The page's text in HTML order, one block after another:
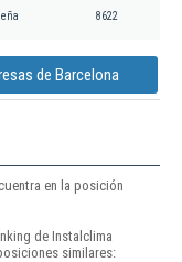
8622
de Barcelona
en la posición
de Instalclima
similares: